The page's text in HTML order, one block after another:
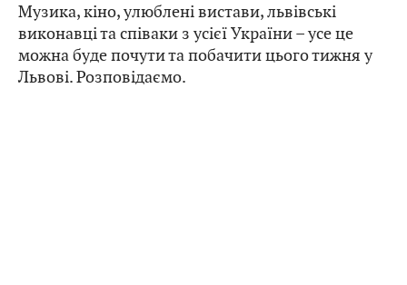
Музика, кіно, улюблені вистави, львівські
виконавці та співаки з усієї України – усе це
можна буде почути та побачити цього тижня у
Львові. Розповідаємо.